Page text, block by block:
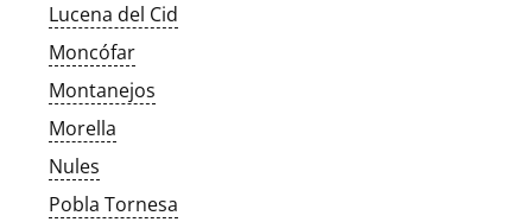
Lucena del Cid
Moncófar
Montanejos
Morella
Nules
Pobla Tornesa